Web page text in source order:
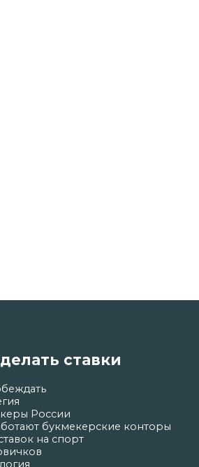
и забирай
ставки
России
букмекерские конторы
на спорт